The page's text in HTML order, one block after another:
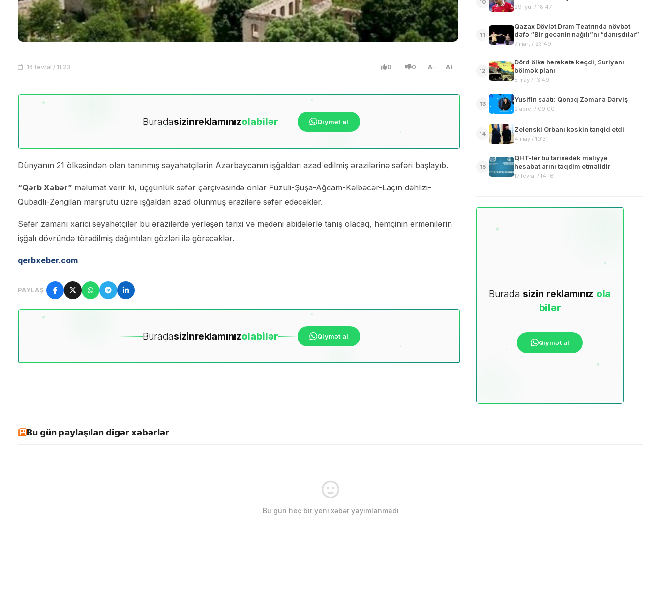
16 fevral / 11:23 0 0 A A
Buradasizinreklamınızolabilər Qiymət al
Dünyanın 21 ölkəsindən olan tanınmış səyahətçilərin Azərbaycanın işğaldan azad edilmiş ərazilərinə səfəri başlayıb.
“Qərb Xəbər” məlumat verir ki, üçgünlük səfər çərçivəsində onlar Füzuli-Şuşa-Ağdam-Kəlbəcər-Laçın dəhlizi-
Qubadlı-Zəngilan marşrutu üzrə işğaldan azad olunmuş ərazilərə səfər edəcəklər.
Səfər zamanı xarici səyahətçilər bu ərazilərdə yerləşən tarixi və mədəni abidələrlə tanış olacaq, həmçinin ermənilərin
işğalı dövründə törədilmiş dağıntıları gözləri ilə görəcəklər.
qerbxeber.com
PAYLAŞ
Buradasizinreklamınızolabilər Qiymət al
10
29 iyul / 18:47
11
Qazax Dövlət Dram Teatrında növbəti
dəfə “Bir gecənin nağılı”nı “danışdılar”
7 mart / 23:49
12
Dörd ölkə hərəkətə keçdi, Suriyanı
bölmək planı
5 may / 13:49
13
Yusifin saatı: Qonaq Zəmanə Dərviş
2 aprel / 09:00
14
Zelenski Orbanı kəskin tənqid etdi
4 may / 10:31
15
QHT-lər bu tarixədək maliyyə
hesabatlarını təqdim etməlidir
17 fevral / 14:16
Burada sizin reklamınız ola
bilər
Qiymət al
Bu gün paylaşılan digər xəbərlər
Bu gün heç bir yeni xəbər yayımlanmadı